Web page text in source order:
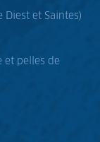
Diest et Saintes)
et pelles de